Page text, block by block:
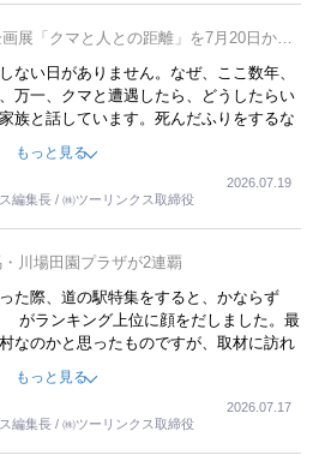
展「クマと人との距離」を7月20日から
ない日がありません。なぜ、ここ数年、
万一、クマと遭遇したら、どうしたらい
族と話しています。死んだふりをするな
せん。そんな中で、この企画展はタイム
もっと見る
編集長 / ㈱ツーリンクス取締役
2026.07.19
川場田園プラザが2連覇
た際、道の駅特集をすると、かならず
がランキング上位に顔をだしました。最
なのかと思ったものですが、取材に訪れ
したら、興味深い話が次々が飛び出しま
でも思い出すことが２つあります。一つ
ランドを見学させ、サービス業、接客業
ることです。 もう一つは1800円もする
するにあたり、社内に懸念もあったそう
もっと見る
編集長 / ㈱ツーリンクス取締役
2026.07.17